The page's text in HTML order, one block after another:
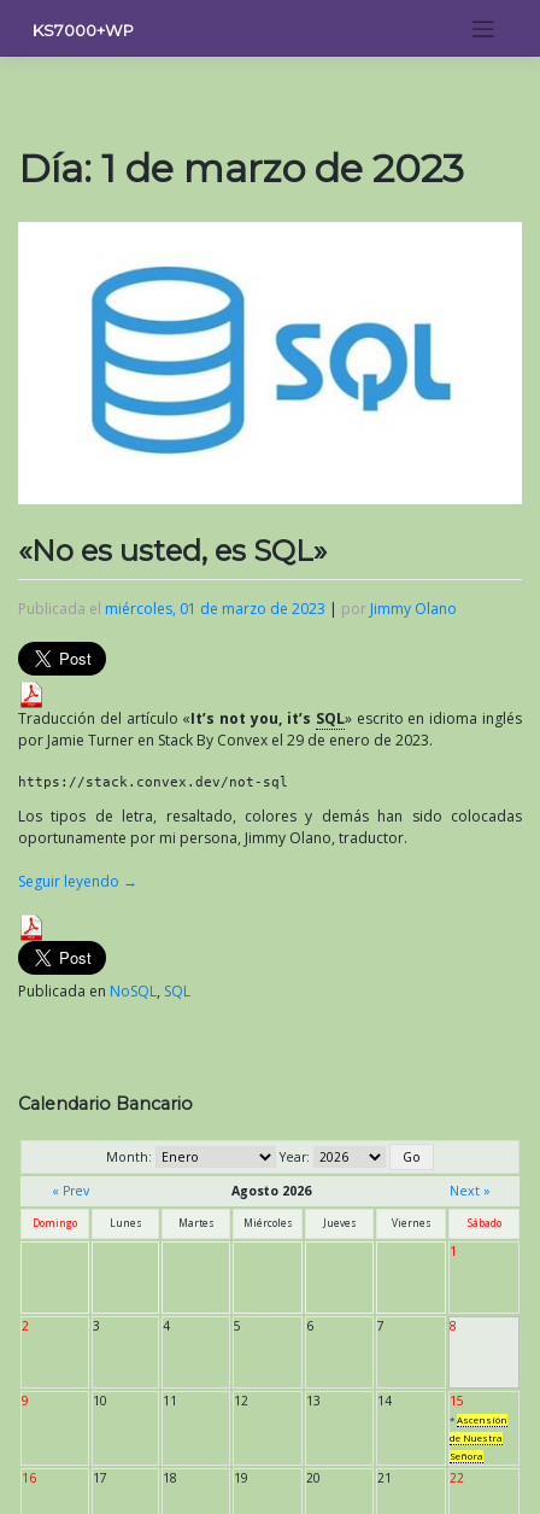
contenido
KS7000+WP
Día: 1 de marzo de 2023
«No es usted, es SQL»
Publicada el miércoles, 01 de marzo de 2023 | por Jimmy Olano
Traducción del artículo «It’s not you, it’s SQL» escrito en idioma inglés
por Jamie Turner en Stack By Convex el 29 de enero de 2023.
https://stack.convex.dev/not-sql
Los tipos de letra, resaltado, colores y demás han sido colocadas
oportunamente por mi persona, Jimmy Olano, traductor.
Seguir leyendo →
Publicada en NoSQL, SQL
Calendario Bancario
Month:
Year:
« Prev
Agosto 2026 Next »
Domingo Lunes Martes Miércoles Jueves Viernes Sábado
1
2 3 4 5 6 7 8
9 10 11 12 13 14 15
* Ascensión
de Nuestra
Señora
16 17 18 19 20 21 22